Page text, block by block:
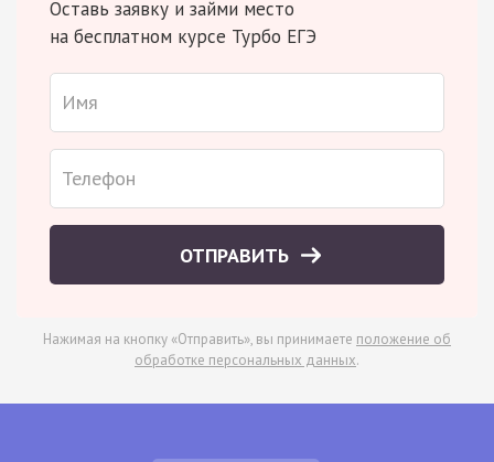
Оставь заявку и займи место
на бесплатном курсе Турбо ЕГЭ
ОТПРАВИТЬ
Нажимая на кнопку «Отправить», вы принимаете положение об
обработке персональных данных.